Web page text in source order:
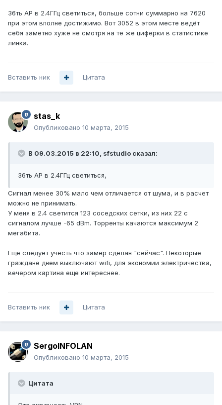
36ть AP в 2.4ГГц светиться, больше сотни суммарно на 7620
при этом вполне достижимо. Вот 3052 в этом месте ведёт
себя заметно хуже не смотря на те же циферки в статистике
линка.
Вставить ник Цитата
stas_k
Опубликовано 10 марта, 2015
В 09.03.2015 в 22:10, sfstudio сказал:
36ть AP в 2.4ГГц светиться,
Сигнал менее 30% мало чем отличается от шума, и в расчет
можно не принимать.
У меня в 2.4 светится 123 соседских сетки, из них 22 с
сигналом лучше -65 dBm. Торренты качаются максимум 2
мегабита.
Еще следует учесть что замер сделан "сейчас". Некоторые
граждане днем выключают wifi, для экономии электричества,
вечером картина еще интереснее.
Вставить ник Цитата
SergoINFOLAN
Опубликовано 10 марта, 2015
Цитата